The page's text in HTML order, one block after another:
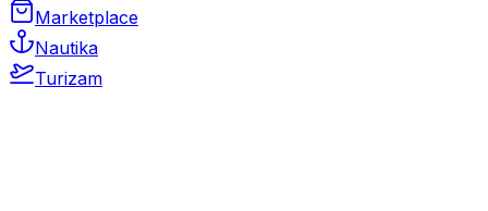
Marketplace
Nautika
Turizam